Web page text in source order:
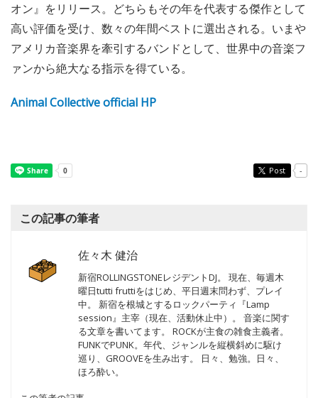
オン』をリリース。どちらもその年を代表する傑作として
高い評価を受け、数々の年間ベストに選出される。いまや
アメリカ音楽界を牽引するバンドとして、世界中の音楽フ
ァンから絶大なる指示を得ている。
Animal Collective official HP
Post -
この記事の筆者
佐々木 健治
新宿ROLLINGSTONEレジデントDJ。 現在、毎週木
曜日tutti fruttiをはじめ、平日週末問わず、プレイ
中。 新宿を根城とするロックパーティ『Lamp
session』主宰（現在、活動休止中）。 音楽に関す
る文章を書いてます。 ROCKが主食の雑食主義者。
FUNKでPUNK。年代、ジャンルを縦横斜めに駆け
巡り、GROOVEを生み出す。 日々、勉強。日々、
ほろ酔い。